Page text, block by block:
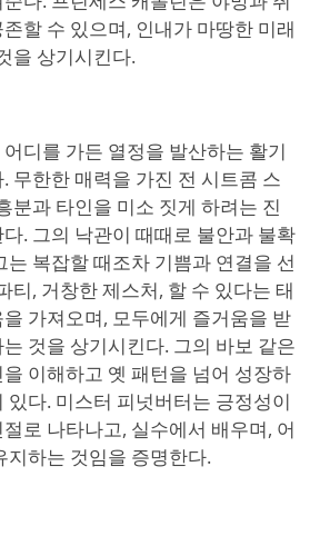
할 수 있으며, 인내가 마땅한 미래
을 상기시킨다.
디를 가든 열정을 발산하는 활기
무한한 매력을 가진 전 시트콤 스
분과 타인을 미소 짓게 하려는 진
. 그의 낙관이 때때로 불안과 불확
는 복잡할 때조차 기쁨과 연결을 선
티, 거창한 제스처, 할 수 있다는 태
가져오며, 모두에게 즐거움을 받
것을 상기시킨다. 그의 바보 같은
이해하고 옛 패턴을 넘어 성장하
있다. 미스터 피넛버터는 긍정성이
로 나타나고, 실수에서 배우며, 어
지하는 것임을 증명한다.